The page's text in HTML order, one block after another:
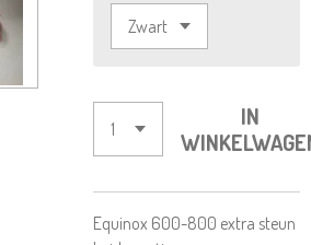
IN
Equinox 600-800 extra steun